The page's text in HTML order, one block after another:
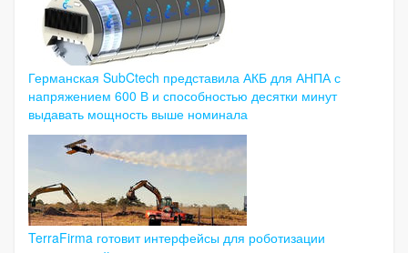
Германская SubCtech представила АКБ для АНПА с
напряжением 600 В и способностью десятки минут
выдавать мощность выше номинала
TerraFirma готовит интерфейсы для роботизации